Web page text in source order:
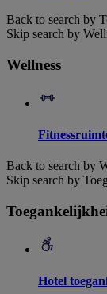
Back to search by
Skip search by
Wellness
Back to search by
Skip search by
Hotel